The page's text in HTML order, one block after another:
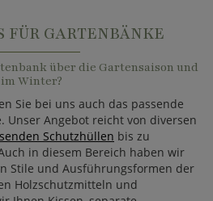
FÜR GARTENBÄNKE
über die Gartensaison und
im Winter?
Sie bei uns auch das passende
Unser Angebot reicht von diversen
Schutzhüllen bis zu
in diesem Bereich haben wir
Stile und Ausführungsformen der
Holzschutzmitteln und